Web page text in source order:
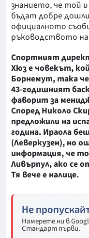
знанието, че той
бъдат добре
официалното
ръководството на
Спортният
Хюз е човекът,
Борнемут, така че
43-годишният
фаворит за
Според Николо
предложили на
година. Ираола
(Леверкузен), но
информация, че
Ливърпул, ако се
Тя вече е налице.
Не
Намерете ни в
Стандарт първи.